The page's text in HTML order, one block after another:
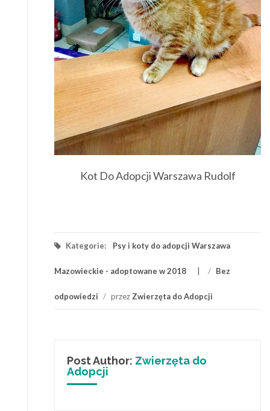
Kot Do Adopcji Warszawa Rudolf
Kategorie: Psy i koty do adopcji Warszawa
Mazowieckie - adoptowane w 2018 / Bez
odpowiedzi / przez Zwierzęta do Adopcji
Post Author: Zwierzęta do
Adopcji